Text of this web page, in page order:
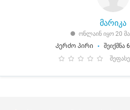
მარიკა
ონლაინ იყო 20
Კერძო პირი
შეიქმნა